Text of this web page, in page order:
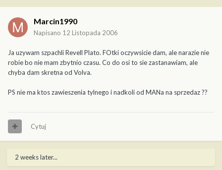
Marcin1990
Napisano 12 Listopada 2006
Ja uzywam szpachli Revell Plato. FOtki oczywsicie dam, ale narazie nie
robie bo nie mam zbytnio czasu. Co do osi to sie zastanawiam, ale
chyba dam skretna od Volva.
PS nie ma ktos zawieszenia tylnego i nadkoli od MANa na sprzedaz ??
Cytuj
2 weeks later...